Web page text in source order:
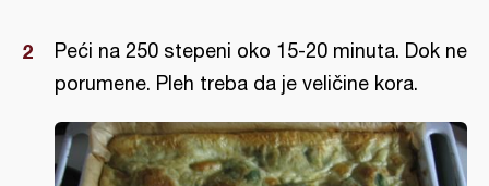
Peći na 250 stepeni oko 15-20 minuta. Dok ne
porumene. Pleh treba da je veličine kora.